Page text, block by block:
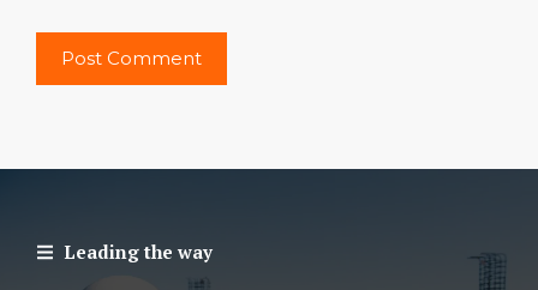
Leading the way